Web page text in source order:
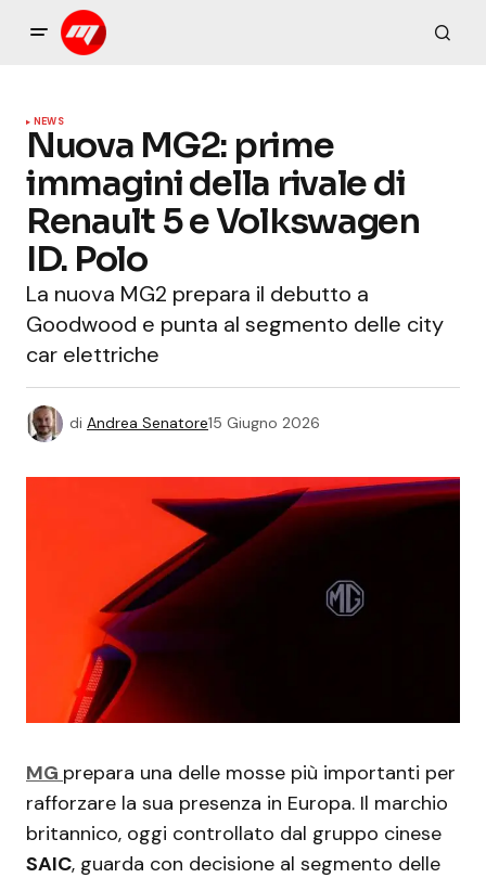
NEWS
Nuova MG2: prime
immagini della rivale di
Renault 5 e Volkswagen
ID. Polo
La nuova MG2 prepara il debutto a
Goodwood e punta al segmento delle city
car elettriche
di Andrea Senatore15 Giugno 2026
MG prepara una delle mosse più importanti per
rafforzare la sua presenza in Europa. Il marchio
britannico, oggi controllato dal gruppo cinese
SAIC, guarda con decisione al segmento delle